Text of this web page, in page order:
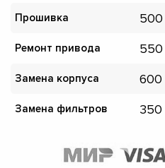
Прошивка 500
Ремонт привода 550
Замена корпуса 600
Замена фильтров 350